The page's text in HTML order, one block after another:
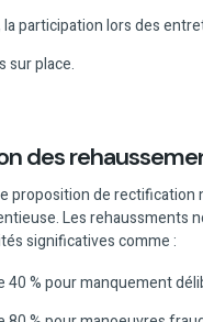
la participation lors des
sur place.
des
proposition de rectification
Les rehaussments
significatives comme :
40 % pour manquement